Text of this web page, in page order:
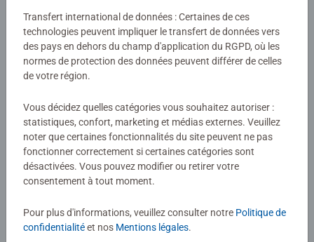
Des puzzles au bon niveau de difficulté permettent à
l’enfant de relever des défis à sa portée, renforcent sa
confiance en lui… et procurent un réel plaisir à chaque
étape !
Avec la vaste collection de puzzles Ravensburger – de 2 à
300 pièces – et des illustrations issues de leurs univers
préférés, chaque enfant trouvera le puzzle qui lui
convient.
rigoureusement testée par un institut indépendant. Depuis
plus de 100 ans, nous concevons des puzzles que les
Aucune évaluation n'a encore été
soumise
0/0
Rédiger une évaluation
Consignes d'évaluation
Transfert international de données : Certaines de ces
technologies peuvent impliquer le transfert de données vers
des pays en dehors du champ d'application du RGPD, où les
normes de protection des données peuvent différer de celles
de votre région.
Vous décidez quelles catégories vous souhaitez autoriser :
statistiques, confort, marketing et médias externes. Veuillez
noter que certaines fonctionnalités du site peuvent ne pas
fonctionner correctement si certaines catégories sont
désactivées. Vous pouvez modifier ou retirer votre
consentement à tout moment.
Pour plus d'informations, veuillez consulter notre Politique de
confidentialitéet nos Mentions légales.